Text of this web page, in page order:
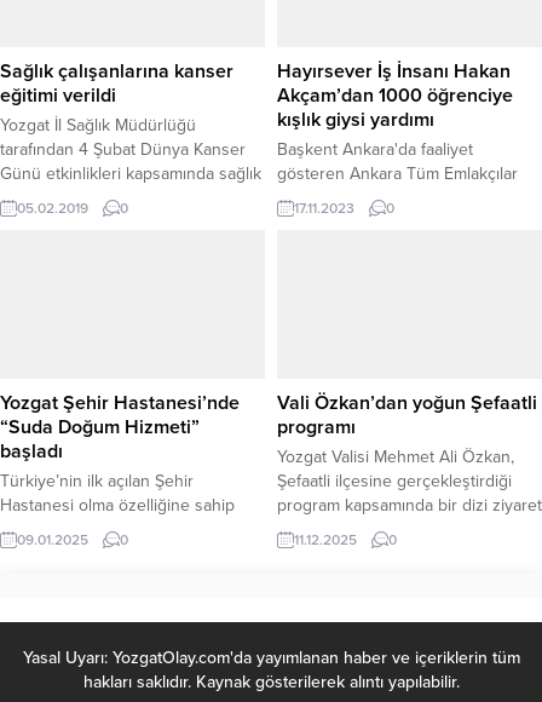
hayata geçirilmesi planlanan
faaliyetler ele alındı. İl...
göre, ticari nitelik taşımayan ve
sağlık kuruluşu raporuna
istinaden...
Sağlık çalışanlarına kanser
eğitimi verildi
Yozgat İl Sağlık Müdürlüğü
tarafından 4 Şubat Dünya Kanser
Günü etkinlikleri kapsamında sağlık
çalışanlarına kanser eğitimi verildi.
05.02.2019 0
Hayırsever İş İnsanı Hakan
Akçam’dan 1000 öğrenciye
kışlık giysi yardımı
Başkent Ankara'da faaliyet
gösteren Ankara Tüm Emlakçılar
Meslek Odası Başkanı Hakan
Akçam ve eşi Yasemin Akçam,
17.11.2023 0
Yozgat Şehir Hastanesi’nde
“Suda Doğum Hizmeti”
başladı
Türkiye’nin ilk açılan Şehir
Hastanesi olma özelliğine sahip
Yozgat Şehir Hastanesi, normal
doğumu teşvik etmek amacıyla
Mehmet Ali Özkan, Hastane
Başhekimi Uz. Dr. Mustafa Kozan,
Hastane Müdürü Sencer Çiçek ve
09.01.2025 0
Vali Özkan’dan yoğun Şefaatli
programı
Yozgat Valisi Mehmet Ali Özkan,
Şefaatli ilçesine gerçekleştirdiği
program kapsamında bir dizi ziyaret
ve incelemelerde bulundu. İlçede
göreve yeni başlayan Kaymakam
başarı dileklerinde bulunarak yeni
görevinin hayırlı olması
temennisinde bulundu.
11.12.2025 0
Yasal Uyarı: YozgatOlay.com'da yayımlanan haber ve içeriklerin tüm
hakları saklıdır. Kaynak gösterilerek alıntı yapılabilir.